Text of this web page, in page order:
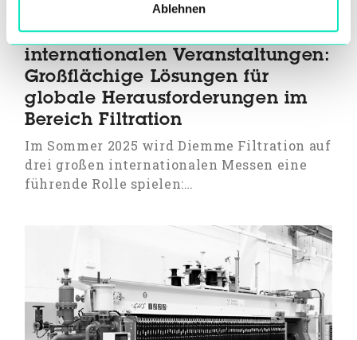
Ablehnen
Diemme Filtration auf großen
internationalen Veranstaltungen:
Großflächige Lösungen für
globale Herausforderungen im
Bereich Filtration
Im Sommer 2025 wird Diemme Filtration auf
drei großen internationalen Messen eine
führende Rolle spielen:…